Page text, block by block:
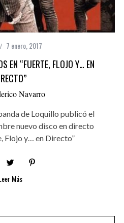
7 enero, 2017
EN “FUERTE, FLOJO Y… EN
Navarro
de Loquillo publicó el
nuevo disco en directo
Flojo y… en Directo”
Más